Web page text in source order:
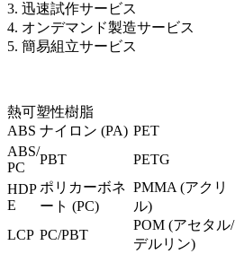
3. 迅速試作サービス
4. オンデマンド製造サービス
5. 簡易組立サービス
熱可塑性樹脂
ABS ナイロン (PA) PET
ABS/
PC
PBT PETG
HDP
E
ポリカーボネ
ート (PC)
PMMA (アクリ
ル)
LCP PC/PBT
POM (アセタル/
デルリン)